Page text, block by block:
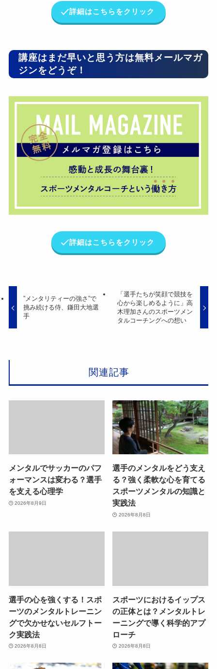
詳細はこちらをクリック
講座はまだ早いと思う方は無料メールマガ
ジンをどうぞ！
詳細はこちらをクリック
”メンタリティーの強さ”で
挑み続ける侍、鎌田大地選
手
「選手たちが笑顔で競技を
心から楽しめるように」高
木理加さんのスポーツメン
タルコーチングへの想い
関連記事
メンタルでサッカーのパフ
ォーマンスは変わる？選手
を支える心理学
2026年8月9日
選手のメンタルをどう支え
る？強く柔軟な心を育てる
スポーツメンタルの知識と
実践法
2026年8月8日
選手の心を強くする！スポ
ーツのメンタルトレーニン
グで欠かせないセルフトー
ク実践法
2026年8月8日
スポーツにおけるイップス
の正体とは？メンタルトレ
ーニングで導く科学的アプ
ローチ
2026年8月8日